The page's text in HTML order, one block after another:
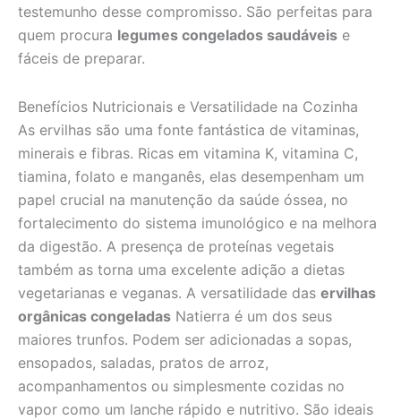
testemunho desse compromisso. São perfeitas para
quem procura legumes congelados saudáveis e
fáceis de preparar.
Benefícios Nutricionais e Versatilidade na Cozinha
As ervilhas são uma fonte fantástica de vitaminas,
minerais e fibras. Ricas em vitamina K, vitamina C,
tiamina, folato e manganês, elas desempenham um
papel crucial na manutenção da saúde óssea, no
fortalecimento do sistema imunológico e na melhora
da digestão. A presença de proteínas vegetais
também as torna uma excelente adição a dietas
vegetarianas e veganas. A versatilidade das ervilhas
orgânicas congeladas Natierra é um dos seus
maiores trunfos. Podem ser adicionadas a sopas,
ensopados, saladas, pratos de arroz,
acompanhamentos ou simplesmente cozidas no
vapor como um lanche rápido e nutritivo. São ideais